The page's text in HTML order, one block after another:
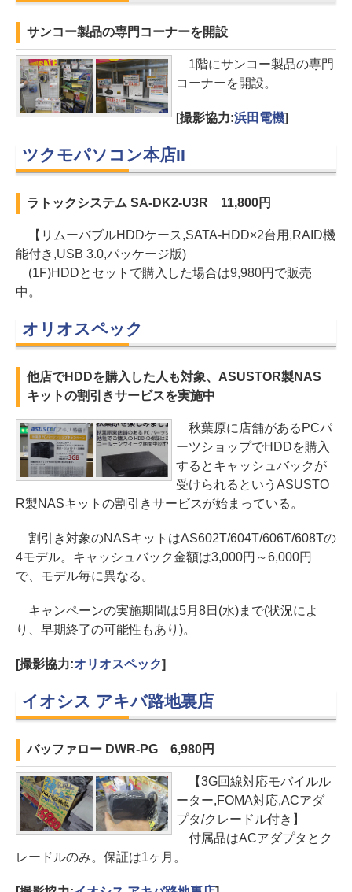
サンコー製品の専門コーナーを開設
1階にサンコー製品の専門
コーナーを開設。
[撮影協力:浜田電機]
ツクモパソコン本店II
ラトックシステム SA-DK2-U3R 11,800円
【リムーバブルHDDケース,SATA-HDD×2台用,RAID機
能付き,USB 3.0,パッケージ版)
(1F)HDDとセットで購入した場合は9,980円で販売
中。
オリオスペック
他店でHDDを購入した人も対象、ASUSTOR製NAS
キットの割引きサービスを実施中
秋葉原に店舗があるPCパ
ーツショップでHDDを購入
するとキャッシュバックが
受けられるというASUSTO
R製NASキットの割引きサービスが始まっている。
割引き対象のNASキットはAS602T/604T/606T/608Tの
4モデル。キャッシュバック金額は3,000円～6,000円
で、モデル毎に異なる。
キャンペーンの実施期間は5月8日(水)まで(状況によ
り、早期終了の可能性もあり)。
[撮影協力:オリオスペック]
イオシス アキバ路地裏店
バッファロー DWR-PG 6,980円
【3G回線対応モバイルル
ーター,FOMA対応,ACアダ
プタ/クレードル付き】
付属品はACアダプタとク
レードルのみ。保証は1ヶ月。